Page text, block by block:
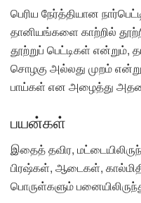
பெரிய நேர்த்தியான
தானியங்களை காற்றில்
தூற்றுப் பெட்டிகள் என்றும்,
சொழகு அல்லது முறம்
பாய்கள் என அழைத்து
பயன்கள்
இதைத் தவிர,
பிரஷ்கள், ஆடைகள்,
பொருள்களும்